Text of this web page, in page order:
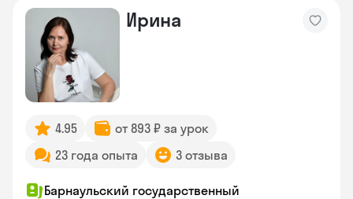
Ирина
4.95
от 893 ₽ за урок
23 года опыта
3 отзыва
Барнаульский государственный